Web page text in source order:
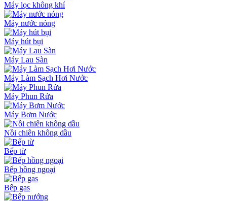
Máy lọc không khí
Máy nước nóng
Máy hút bụi
Máy Lau Sàn
Máy Làm Sạch Hơi Nước
Máy Phun Rửa
Máy Bơm Nước
Nồi chiên không dầu
Bếp từ
Bếp hồng ngoại
Bếp gas